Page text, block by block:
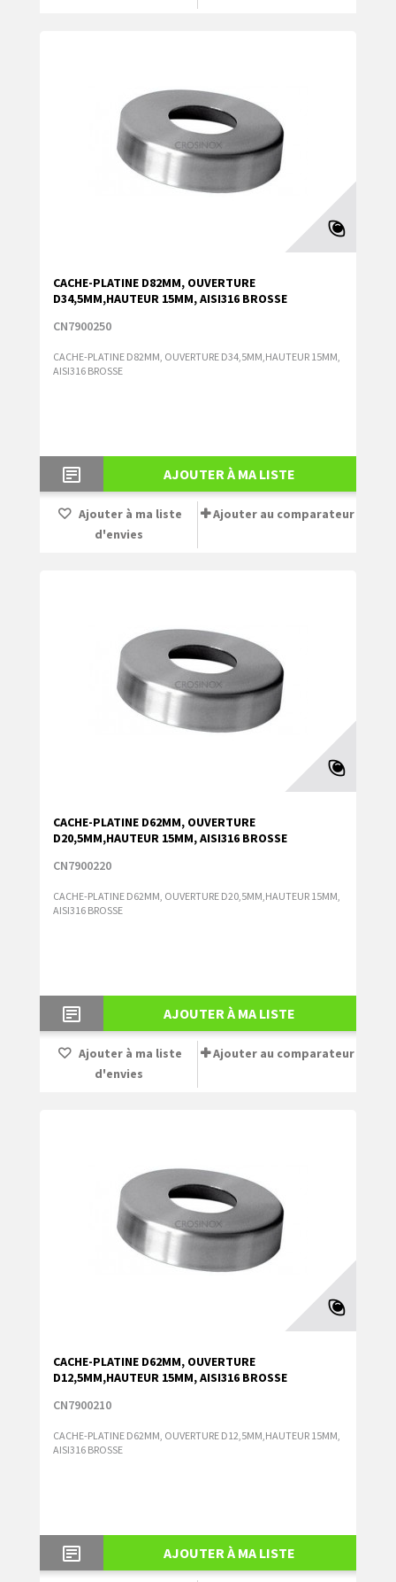
CACHE-PLATINE D82MM, OUVERTURE
D34,5MM,HAUTEUR 15MM, AISI316 BROSSE
CN7900250
CACHE-PLATINE D82MM, OUVERTURE D34,5MM,HAUTEUR 15MM,
AISI316 BROSSE
AJOUTER À MA LISTE
Ajouter à ma liste
d'envies
Ajouter au comparateur
CACHE-PLATINE D62MM, OUVERTURE
D20,5MM,HAUTEUR 15MM, AISI316 BROSSE
CN7900220
CACHE-PLATINE D62MM, OUVERTURE D20,5MM,HAUTEUR 15MM,
AISI316 BROSSE
AJOUTER À MA LISTE
Ajouter à ma liste
d'envies
Ajouter au comparateur
CACHE-PLATINE D62MM, OUVERTURE
D12,5MM,HAUTEUR 15MM, AISI316 BROSSE
CN7900210
CACHE-PLATINE D62MM, OUVERTURE D12,5MM,HAUTEUR 15MM,
AISI316 BROSSE
AJOUTER À MA LISTE